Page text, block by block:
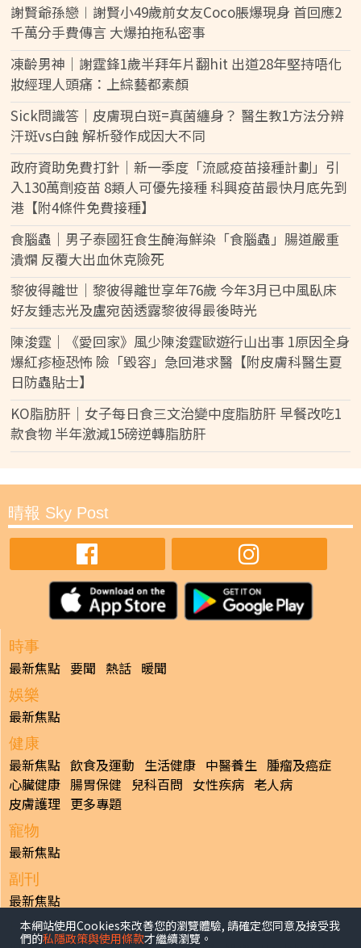
謝賢爺孫戀︱謝賢小49歲前女友Coco脹爆現身 首回應2
千萬分手費傳言 大爆拍拖私密事
凍齡男神｜謝霆鋒1歲半拜年片翻hit 出道28年堅持唔化
妝經理人頭痛：上綜藝都素顏
Sick問識答｜皮膚現白斑=真菌纏身？ 醫生教1方法分辨
汗斑vs白蝕 解析發作成因大不同
政府資助免費打針｜新一季度「流感疫苗接種計劃」引
入130萬劑疫苗 8類人可優先接種 科興疫苗最快月底先到
港【附4條件免費接種】
食腦蟲｜男子泰國狂食生醃海鮮染「食腦蟲」腸道嚴重
潰爛 反覆大出血休克險死
黎彼得離世｜黎彼得離世享年76歲 今年3月已中風臥床
好友鍾志光及盧宛茵透露黎彼得最後時光
陳浚霆｜《愛回家》風少陳浚霆歐遊行山出事 1原因全身
爆紅疹極恐怖 險「毀容」急回港求醫【附皮膚科醫生夏
日防蟲貼士】
KO脂肪肝｜女子每日食三文治變中度脂肪肝 早餐改吃1
款食物 半年激減15磅逆轉脂肪肝
晴報 Sky Post
時事
最新焦點 要聞 熱話 暖聞
娛樂
最新焦點
健康
最新焦點 飲食及運動 生活健康 中醫養生 腫瘤及癌症
心臟健康 腸胃保健 兒科百問 女性疾病 老人病
皮膚護理 更多專題
寵物
最新焦點
副刊
最新焦點
日報
本網站使用Cookies來改善您的瀏覽體驗, 請確定您同意及接受我
們的私隱政策與使用條款才繼續瀏覽。